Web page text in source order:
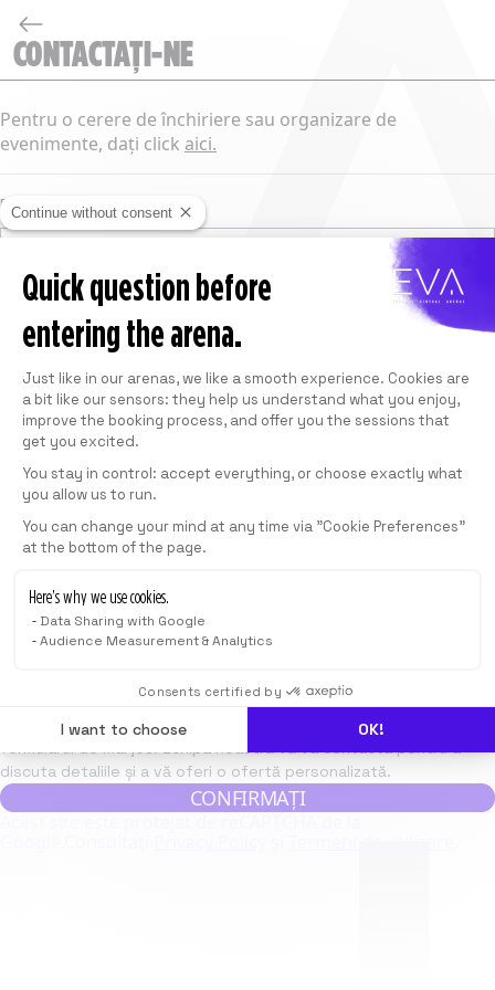
Continue without consent
Quick question before
entering the arena.
Consent Management Platform:
Just like in our arenas, we like a smooth experience. Cookies are
a bit like our sensors: they help us understand what you enjoy,
improve the booking process, and offer you the sessions that
get you excited.
You stay in control: accept everything, or choose exactly what
you allow us to run.
You can change your mind at any time via "Cookie Preferences"
at the bottom of the page.
Here’s why we use cookies.
Data Sharing with Google
Audience Measurement & Analytics
Consents certified by
I want to choose OK!
CONTACTAȚI-NE
Pentru o cerere de închiriere sau organizare de
evenimente, dați click aici.
Prenume
Nume
Telefon
Mesaj
Pentru a organiza un eveniment privat, vă rugăm să completați
formularul de mai jos. Echipa noastră vă va contacta pentru a
discuta detaliile și a vă oferi o ofertă personalizată.
CONFIRMAȚI